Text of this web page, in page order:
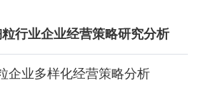
行业企业经营策略研究分析
企业多样化经营策略分析